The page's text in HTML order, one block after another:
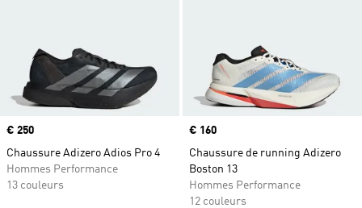
Prix
€ 250
Chaussure Adizero Adios Pro 4
Hommes Performance
13 couleurs
Prix
€ 160
Chaussure de running Adizero
Boston 13
Hommes Performance
12 couleurs